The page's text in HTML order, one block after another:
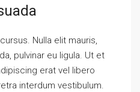
Nulla elit mauris,
pulvinar eu ligula. Ut et
erat vel libero
interdum vestibulum.